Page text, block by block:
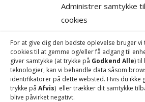
Administrer samtykke til
cookies
For at give dig den bedste oplevelse bruger
cookies til at gemme og/eller få adgang til
giver samtykke (at trykke på Godkend Alle) til
teknologier, kan vi behandle data såsom
identifikatorer på dette websted. Hvis du ikke
trykke på Afvis) eller trækker dit samtykke
blive påvirket negativt.